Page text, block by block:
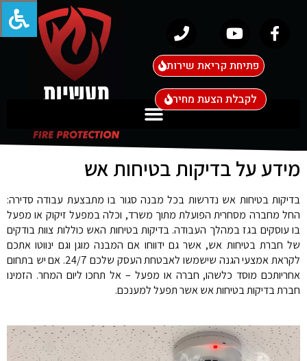
פתיחת קריאת שירות
לקבלת הצעת מחיר
מידע על בדיקות בטיחות אש
בדיקות בטיחות אש נדרשות בכל מבנה סגור בו מתבצעת עבודה סדירה:
החל מחברה מסחרית הפועלת מתוך משרד, וכלה במפעל זיקוק או מפעל
בו עוסקים בגז במהלך העבודה. בדיקות בטיחות האש כוללות צוות בודקים
של חברת בטיחות אש, אשר גם ידווחו אם המבנה מוגן וגם ינווטו אתכם
לקראת אמצעי הגנה שישמשו לאבטחת העסק שלכם 24/7. אם יש בתחום
אחריותכם מוסד כלשהו, חברה או מפעל – אל תחכו ליום המחר. הזמינו
חברת בדיקות בטיחות אש אשר תפעל למענכם.